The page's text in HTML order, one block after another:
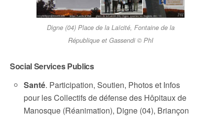
Digne (04) Place de la Laïcité, Fontaine de la
République et Gassendi © PhI
Social Services Publics
Santé. Participation, Soutien, Photos et Infos
pour les Collectifs de défense des Hôpitaux de
Manosque (Réanimation), Digne (04), Briançon